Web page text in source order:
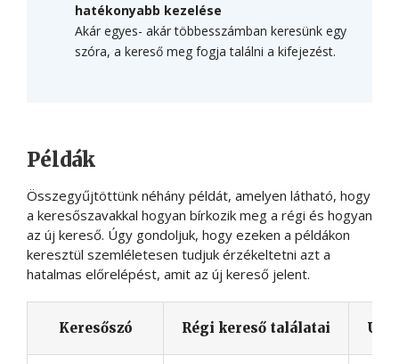
hatékonyabb kezelése
Akár egyes- akár többesszámban keresünk egy
szóra, a kereső meg fogja találni a kifejezést.
Példák
Összegyűjtöttünk néhány példát, amelyen látható, hogy
a keresőszavakkal hogyan bírkozik meg a régi és hogyan
az új kereső. Úgy gondoljuk, hogy ezeken a példákon
keresztül szemléletesen tudjuk érzékeltetni azt a
hatalmas előrelépést, amit az új kereső jelent.
Keresőszó Régi kereső találatai Új